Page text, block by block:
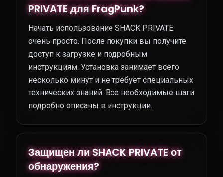
PRIVATE для FragPunk?
Начать использование SHACK PRIVATE
очень просто. После покупки вы получите
доступ к загрузке и подробным
инструкциям. Установка занимает всего
несколько минут и не требует специальных
технических знаний. Все необходимые шаги
подробно описаны в инструкции.
Защищен ли SHACK PRIVATE от
обнаружения?